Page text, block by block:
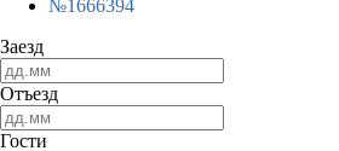
№1666394
Заезд
Отъезд
Гости